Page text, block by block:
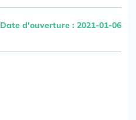
Date d'ouverture : 2021-01-06